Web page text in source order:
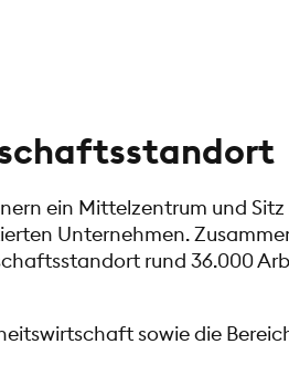
ein Mittelzentrum und
Unternehmen.
rund 36.000
sowie die